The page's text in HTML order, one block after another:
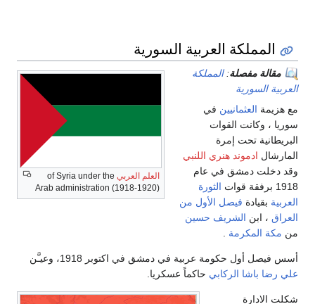
المملكة العربية السورية
العلم العربي of Syria under the
Arab administration (1918-1920)
مقالة مفصلة:المملكة
العربية السورية
مع هزيمة العثمانيين في
سوريا ، وكانت القوات
البريطانية تحت إمرة
المارشال ادموند هنري اللنبي
وقد دخلت دمشق في عام
1918 برفقة قوات
الثورة
العربية بقيادة فيصل الأول من
العراق ، ابن الشريف حسين
من مكة المكرمة
أسس فيصل أول حكومة عربية في دمشق في اكتوبر 1918، وعيـَّن
علي رضا باشا الركابي حاكماً عسكريا.
شكلت الادارة